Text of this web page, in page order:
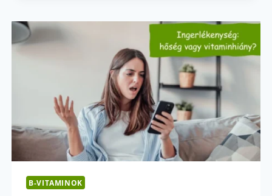
NEM
ESZTÉTIKAI
PROBLÉMA?
B-VITAMINOK